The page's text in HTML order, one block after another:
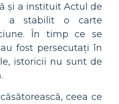
și a instituit Actul de
a stabilit o carte
În timp ce se
fost persecutați în
istoricii nu sunt de
ceea ce